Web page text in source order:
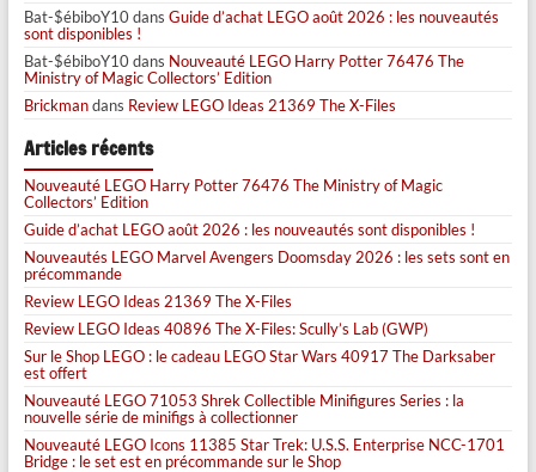
Bat-$ébiboY10dans Guide d’achat LEGO août 2026 : les nouveautés
sont disponibles !
Bat-$ébiboY10dans Nouveauté LEGO Harry Potter 76476 The
Ministry of Magic Collectors’ Edition
Brickmandans Review LEGO Ideas 21369 The X-Files
Articles récents
Nouveauté LEGO Harry Potter 76476 The Ministry of Magic
Collectors’ Edition
Guide d’achat LEGO août 2026 : les nouveautés sont disponibles !
Nouveautés LEGO Marvel Avengers Doomsday 2026 : les sets sont en
précommande
Review LEGO Ideas 21369 The X-Files
Review LEGO Ideas 40896 The X-Files: Scully’s Lab (GWP)
Sur le Shop LEGO : le cadeau LEGO Star Wars 40917 The Darksaber
est offert
Nouveauté LEGO 71053 Shrek Collectible Minifigures Series : la
nouvelle série de minifigs à collectionner
Nouveauté LEGO Icons 11385 Star Trek: U.S.S. Enterprise NCC-1701
Bridge : le set est en précommande sur le Shop